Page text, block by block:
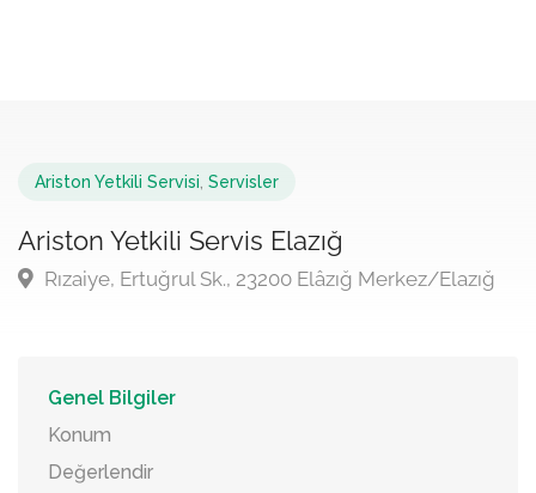
Ariston Yetkili Servisi Servisler
Ariston Yetkili Servis Elazığ
Rızaiye, Ertuğrul Sk., 23200 Elâzığ Merkez/Elazığ
Genel Bilgiler
Konum
Değerlendir